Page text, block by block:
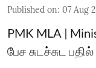
Published on: 07 Aug
PMK MLA |
பேச சுடச்சுட